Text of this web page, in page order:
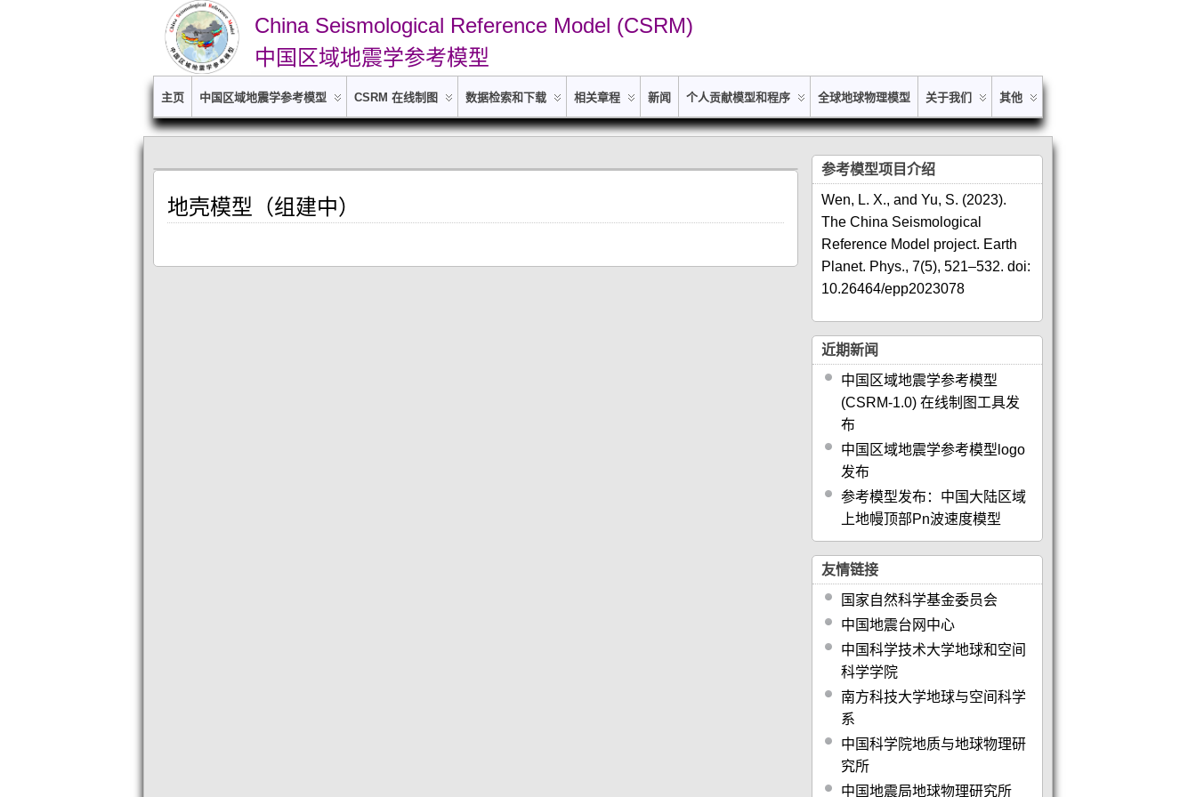
China Seismological Reference Model (CSRM)
中国区域地震学参考模型
主页 中国区域地震学参考模型 CSRM 在线制图 数据检索和下载 相关章程 新闻 个人贡献模型和程序 全球地球物理模型 关于我们 其他
地壳模型（组建中）
参考模型项目介绍
Wen, L. X., and Yu, S. (2023).
The China Seismological
Reference Model project. Earth
Planet. Phys., 7(5), 521–532. doi:
10.26464/epp2023078
近期新闻
中国区域地震学参考模型
(CSRM-1.0) 在线制图工具发
布
中国区域地震学参考模型logo
发布
参考模型发布：中国大陆区域
上地幔顶部Pn波速度模型
友情链接
国家自然科学基金委员会
中国地震台网中心
中国科学技术大学地球和空间
科学学院
南方科技大学地球与空间科学
系
中国科学院地质与地球物理研
究所
中国地震局地球物理研究所